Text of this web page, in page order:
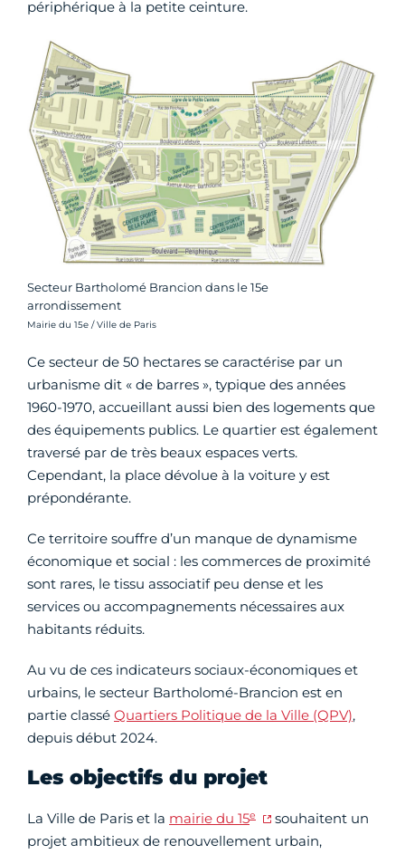
périphérique à la petite ceinture.
Secteur Bartholomé Brancion dans le 15e
arrondissement
Crédit photo :
Mairie du 15e / Ville de Paris
Ce secteur de 50 hectares se caractérise par un
urbanisme dit « de barres », typique des années
1960-1970, accueillant aussi bien des logements que
des équipements publics. Le quartier est également
traversé par de très beaux espaces verts.
Cependant, la place dévolue à la voiture y est
prépondérante.
Ce territoire souffre d’un manque de dynamisme
économique et social : les commerces de proximité
sont rares, le tissu associatif peu dense et les
services ou accompagnements nécessaires aux
habitants réduits.
Au vu de ces indicateurs sociaux-économiques et
urbains, le secteur Bartholomé-Brancion est en
partie classé Quartiers Politique de la Ville (QPV),
depuis début 2024.
Les objectifs du projet
La Ville de Paris et la mairie du 15e
souhaitent un
projet ambitieux de renouvellement urbain,